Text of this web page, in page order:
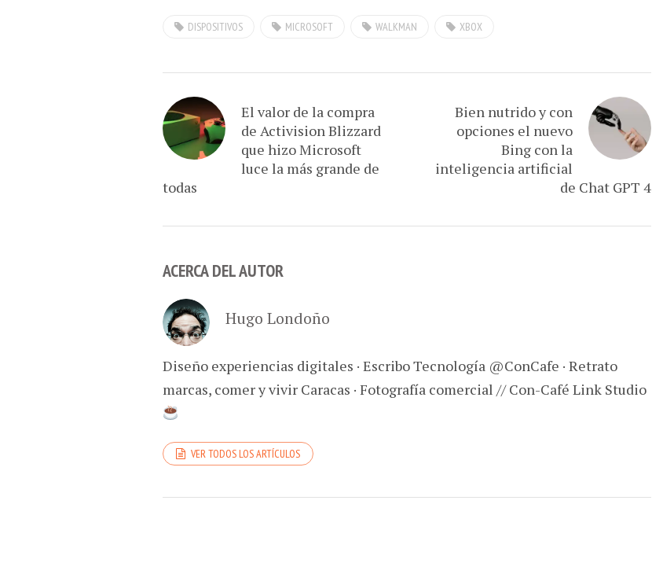
publicación: ¡Resistente al
de Xbox One. Al usar esta
DISPOSITIVOS MICROSOFT WALKMAN XBOX
El valor de la compra
de Activision Blizzard
que hizo Microsoft
luce la más grande de
todas
Bien nutrido y con
opciones el nuevo
Bing con la
inteligencia artificial
de Chat GPT 4
ACERCA DEL AUTOR
Hugo Londoño
Diseño experiencias digitales · Escribo Tecnología @ConCafe · Retrato
marcas, comer y vivir Caracas · Fotografía comercial // Con-Café Link Studio
VER TODOS LOS ARTÍCULOS